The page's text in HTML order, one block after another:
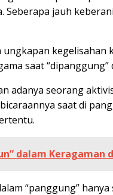
Seberapa jauh
saat “dipanggung”
adanya seorang
saat di
dalam Keragaman
“panggung”